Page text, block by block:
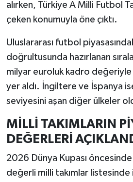
alırken, Türkiye A Milli Futbol
çeken konumuyla öne çıktı.
Uluslararası futbol
doğrultusunda hazırlanan
milyar euroluk kadro
yer aldı. İngiltere ve İspanya
seviyesini aşan diğer ülkeler
MİLLİ TAKIMLARIN
DEĞERLERİ
2026 Dünya Kupası öncesinde
değerli milli takımlar listesinde